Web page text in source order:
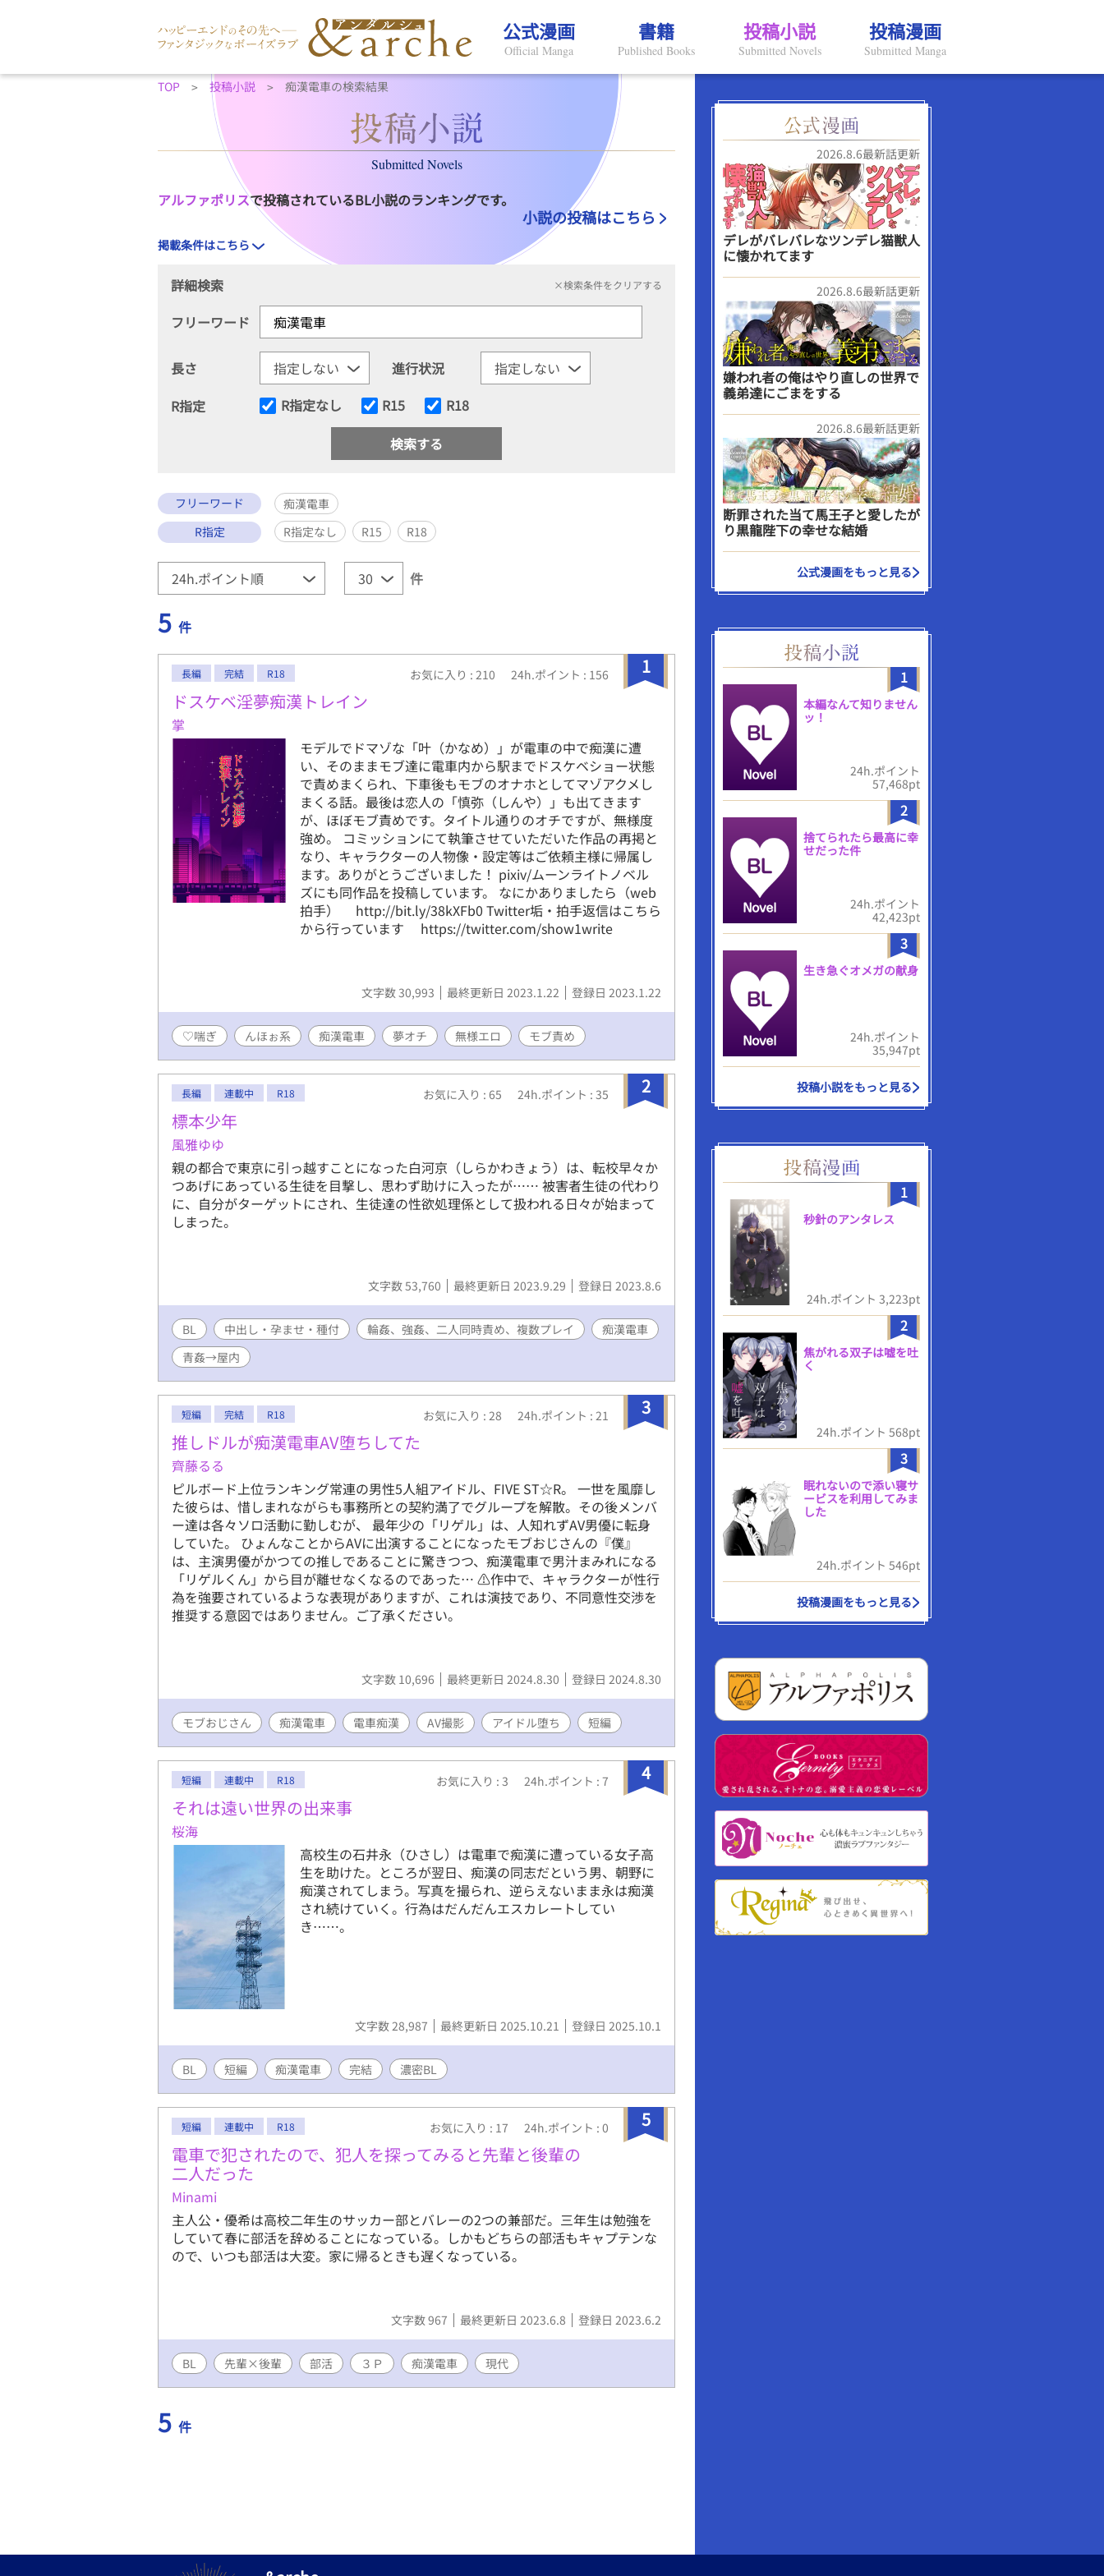
公式漫画
Official Manga
書籍
Published Books
投稿小説
Submitted Novels
投稿漫画
Submitted Manga
TOP 投稿小説 痴漢電車の検索結果
Submitted Novels
アルファポリスで投稿されているBL小説のランキングです。
小説の投稿はこちら
掲載条件はこちら
詳細検索 ×検索条件をクリアする
フリーワード
長さ
進行状況
R指定
R指定なし R15 R18
フリーワード
痴漢電車
R指定
R指定なし R15 R18
件
5 件
1
長編 完結 R18 お気に入り : 210 24h.ポイント : 156
ドスケベ淫夢痴漢トレイン
掌
モデルでドマゾな「叶（かなめ）」が電車の中で痴漢に遭
い、そのままモブ達に電車内から駅までドスケベショー状態
で責めまくられ、下車後もモブのオナホとしてマゾアクメし
まくる話。最後は恋人の「慎弥（しんや）」も出てきます
が、ほぼモブ責めです。タイトル通りのオチですが、無様度
強め。 コミッションにて執筆させていただいた作品の再掲と
なり、キャラクターの人物像・設定等はご依頼主様に帰属し
ます。ありがとうございました！ pixiv/ムーンライトノベル
ズにも同作品を投稿しています。 なにかありましたら（web
拍手） http://bit.ly/38kXFb0 Twitter垢・拍手返信はこちら
から行っています https://twitter.com/show1write
文字数 30,993 最終更新日 2023.1.22 登録日 2023.1.22
♡喘ぎ んほぉ系 痴漢電車 夢オチ 無様エロ モブ責め
2
長編 連載中 R18 お気に入り : 65 24h.ポイント : 35
標本少年
風雅ゆゆ
親の都合で東京に引っ越すことになった白河京（しらかわきょう）は、転校早々か
つあげにあっている生徒を目撃し、思わず助けに入ったが…… 被害者生徒の代わり
に、自分がターゲットにされ、生徒達の性欲処理係として扱われる日々が始まって
しまった。
文字数 53,760 最終更新日 2023.9.29 登録日 2023.8.6
BL 中出し・孕ませ・種付 輪姦、強姦、二人同時責め、複数プレイ
痴漢電車
青姦→屋内
3
短編 完結 R18 お気に入り : 28 24h.ポイント : 21
推しドルが痴漢電車AV堕ちしてた
齊藤るる
ピルボード上位ランキング常連の男性5人組アイドル、FIVE ST☆R。 一世を風靡し
た彼らは、惜しまれながらも事務所との契約満了でグループを解散。その後メンバ
ー達は各々ソロ活動に勤しむが、 最年少の「リゲル」は、人知れずAV男優に転身
していた。 ひょんなことからAVに出演することになったモブおじさんの『僕』
は、主演男優がかつての推しであることに驚きつつ、痴漢電車で男汁まみれになる
「リゲルくん」から目が離せなくなるのであった… ⚠︎作中で、キャラクターが性行
為を強要されているような表現がありますが、これは演技であり、不同意性交渉を
推奨する意図ではありません。ご了承ください。
文字数 10,696 最終更新日 2024.8.30 登録日 2024.8.30
モブおじさん 痴漢電車 電車痴漢 AV撮影 アイドル堕ち 短編
4
短編 連載中 R18 お気に入り : 3 24h.ポイント : 7
それは遠い世界の出来事
桜海
高校生の石井永（ひさし）は電車で痴漢に遭っている女子高
生を助けた。ところが翌日、痴漢の同志だという男、朝野に
痴漢されてしまう。写真を撮られ、逆らえないまま永は痴漢
され続けていく。行為はだんだんエスカレートしてい
き……。
文字数 28,987 最終更新日 2025.10.21 登録日 2025.10.1
BL 短編 痴漢電車 完結 濃密BL
5
短編 連載中 R18 お気に入り : 17 24h.ポイント : 0
電車で犯されたので、犯人を探ってみると先輩と後輩の
二人だった
Minami
主人公・優希は高校二年生のサッカー部とバレーの2つの兼部だ。三年生は勉強を
していて春に部活を辞めることになっている。しかもどちらの部活もキャプテンな
ので、いつも部活は大変。家に帰るときも遅くなっている。
文字数 967 最終更新日 2023.6.8 登録日 2023.6.2
BL 先輩×後輩 部活 ３Ｐ 痴漢電車 現代
5 件
2026.8.6最新話更新
デレがバレバレなツンデレ猫獣人
に懐かれてます
2026.8.6最新話更新
嫌われ者の俺はやり直しの世界で
義弟達にごまをする
2026.8.6最新話更新
断罪された当て馬王子と愛したが
り黒龍陛下の幸せな結婚
公式漫画をもっと見る
1
本編なんて知りません
ッ！
24h.ポイント
57,468pt
2
捨てられたら最高に幸
せだった件
24h.ポイント
42,423pt
3
生き急ぐオメガの献身
24h.ポイント
35,947pt
投稿小説をもっと見る
1
秒針のアンタレス
24h.ポイント 3,223pt
2
焦がれる双子は嘘を吐
く
24h.ポイント 568pt
3
眠れないので添い寝サ
ービスを利用してみま
した
24h.ポイント 546pt
投稿漫画をもっと見る